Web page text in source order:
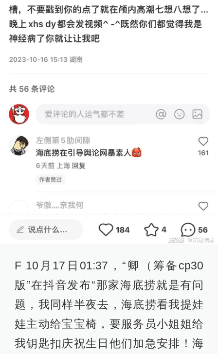
F 10月17日01:37，“卿（筹备cp30
版”在抖音发布“那家海底捞就是有问
题，我同样半夜去，海底捞看我提娃
娃主动给宝宝椅，要服务员小姐姐给
我钥匙扣庆祝生日他们加急安排！海